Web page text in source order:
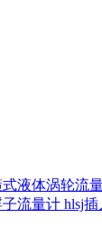
式液体涡轮流
子流量计 hlsj